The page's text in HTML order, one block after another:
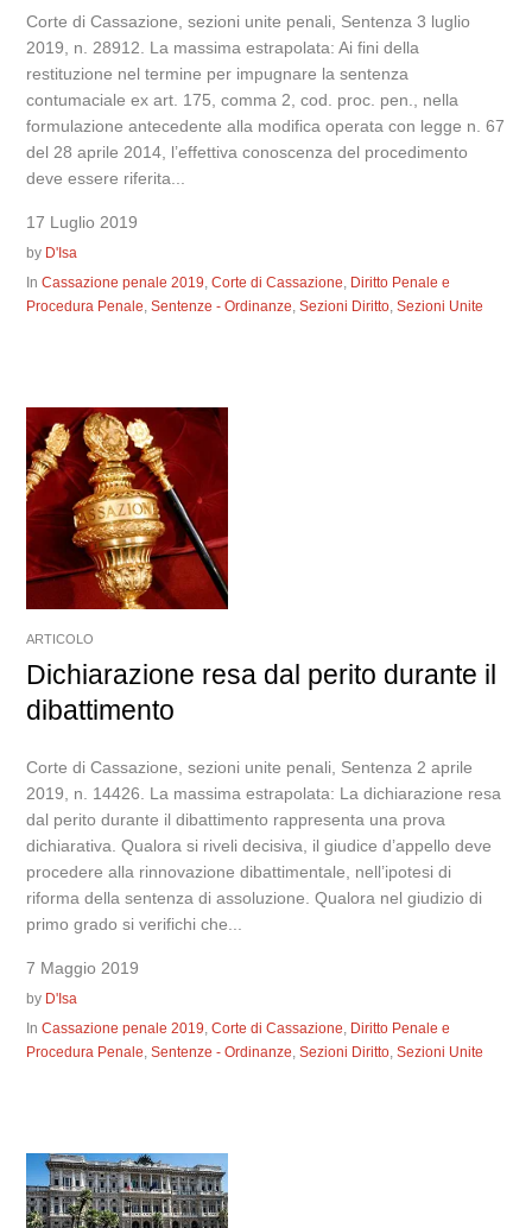
Corte di Cassazione, sezioni unite penali, Sentenza 3 luglio
2019, n. 28912. La massima estrapolata: Ai fini della
restituzione nel termine per impugnare la sentenza
contumaciale ex art. 175, comma 2, cod. proc. pen., nella
formulazione antecedente alla modifica operata con legge n. 67
del 28 aprile 2014, l’effettiva conoscenza del procedimento
deve essere riferita...
17 Luglio 2019
by D'Isa
InCassazione penale 2019 ,Corte di Cassazione Diritto Penale e
Procedura Penale ,Sentenze - Ordinanze ,Sezioni Diritto ,Sezioni Unite
ARTICOLO
Dichiarazione resa dal perito durante il
dibattimento
Corte di Cassazione, sezioni unite penali, Sentenza 2 aprile
2019, n. 14426. La massima estrapolata: La dichiarazione resa
dal perito durante il dibattimento rappresenta una prova
dichiarativa. Qualora si riveli decisiva, il giudice d’appello deve
procedere alla rinnovazione dibattimentale, nell’ipotesi di
riforma della sentenza di assoluzione. Qualora nel giudizio di
primo grado si verifichi che...
7 Maggio 2019
by D'Isa
InCassazione penale 2019 ,Corte di Cassazione Diritto Penale e
Procedura Penale ,Sentenze - Ordinanze ,Sezioni Diritto ,Sezioni Unite